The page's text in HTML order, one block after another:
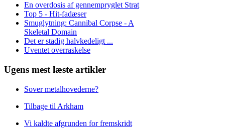
En overdosis af gennempryglet Strat
Top 5 - Hit-fadæser
Smuglytning: Cannibal Corpse - A
Skeletal Domain
Det er stadig halvkedeligt ...
Uventet overraskelse
Ugens mest læste artikler
Sover metalhovederne?
Tilbage til Arkham
Vi kaldte afgrunden for fremskridt